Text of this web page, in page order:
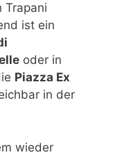
Trapani
ist ein
oder in
Piazza Ex
in der
wieder